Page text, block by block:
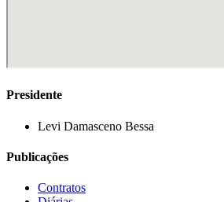
Presidente
Levi Damasceno Bessa
Publicações
Contratos